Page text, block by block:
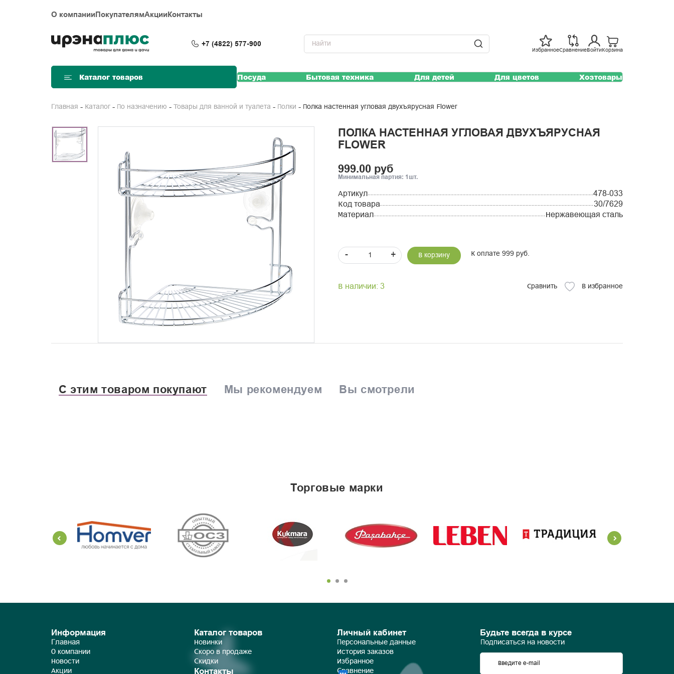
О компанииПокупателямАкцииКонтакты
+7 (4822) 577-900
ИзбранноеСравнение Войти Корзина
Каталог товаров Посуда Бытовая техника Для детей Для цветов Хозтовары
Главная Каталог По назначению Товары для ванной и туалета Полки Полка настенная угловая двухъярусная Flower
ПОЛКА НАСТЕННАЯ УГЛОВАЯ ДВУХЪЯРУСНАЯ
FLOWER
999.00 руб
Минимальная партия: 1шт.
Артикул
478-033
Код товара
30/7629
Материал
Нержавеющая сталь
- + В корзину К оплате 999 руб.
В наличии: 3 Сравнить В избранное
С этим товаром покупают Мы рекомендуем Вы смотрели
торговые марки
Информация
Главная
О компании
Новости
Акции
Каталог товаров
Новинки
Скоро в продаже
Скидки
Контакты
Личный кабинет
Персональные данные
История заказов
Избранное
Сравнение
Будьте всегда в курсе
Подписаться на новости